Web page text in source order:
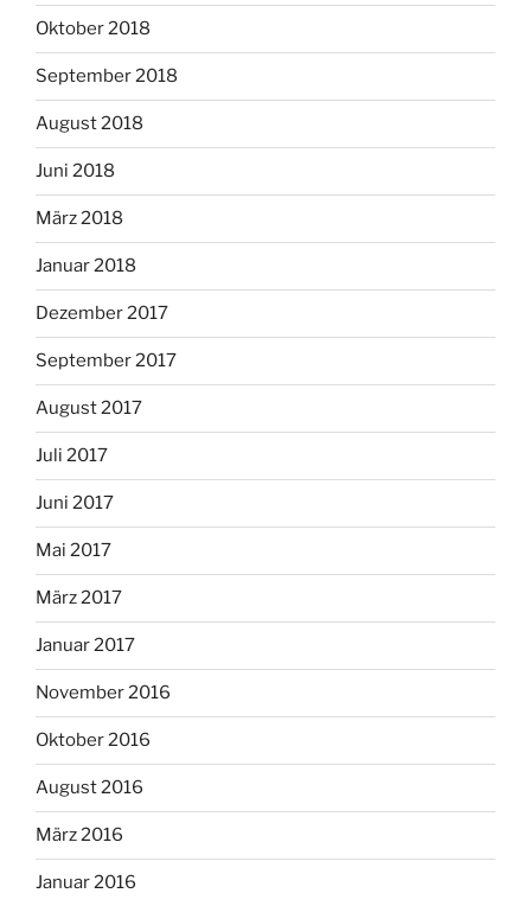
Oktober 2018
September 2018
August 2018
Juni 2018
März 2018
Januar 2018
Dezember 2017
September 2017
August 2017
Juli 2017
Juni 2017
Mai 2017
März 2017
Januar 2017
November 2016
Oktober 2016
August 2016
März 2016
Januar 2016